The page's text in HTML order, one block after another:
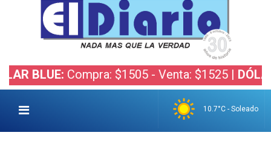
Compra: $1505 - Venta: $1525 | DÓLAR
10.7°C - Soleado